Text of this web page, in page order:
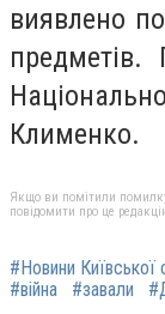
виявлено
Клименко.
Якщо ви помітили
повідомити про це
#Новини Київської
#війна
#завали